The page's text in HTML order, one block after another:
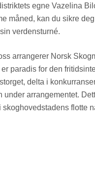
egne Vazelina
måned, kan du sikre
verdensturné.
arrangerer Norsk
paradis for den
delta i
arrangementet.
flotte